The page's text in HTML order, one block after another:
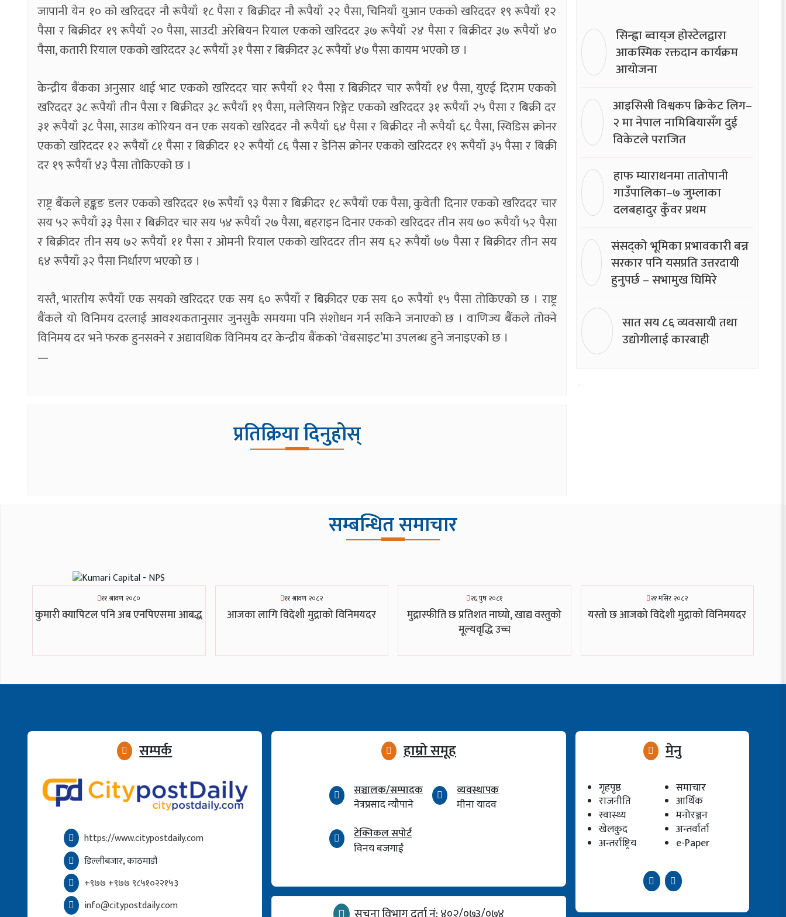
जापानी येन १० को खरिददर नौ रूपैयाँ १८ पैसा र बिक्रीदर नौ रूपैयाँ २२ पैसा, चिनियाँ युआन एकको खरिददर १९ रूपैयाँ १२
पैसा र बिक्रीदर १९ रूपैयाँ २० पैसा, साउदी अरेबियन रियाल एकको खरिददर ३७ रूपैयाँ २४ पैसा र बिक्रीदर ३७ रूपैयाँ ४०
पैसा, कतारी रियाल एकको खरिददर ३८ रूपैयाँ ३१ पैसा र बिक्रीदर ३८ रूपैयाँ ४७ पैसा कायम भएको छ ।
केन्द्रीय बैंकका अनुसार थाई भाट एकको खरिददर चार रूपैयाँ १२ पैसा र बिक्रीदर चार रूपैयाँ १४ पैसा, युएई दिराम एकको
खरिददर ३८ रूपैयाँ तीन पैसा र बिक्रीदर ३८ रूपैयाँ १९ पैसा, मलेसियन रिङ्गेट एकको खरिददर ३१ रूपैयाँ २५ पैसा र बिक्री दर
३१ रूपैयाँ ३८ पैसा, साउथ कोरियन वन एक सयको खरिददर नौ रूपैयाँ ६४ पैसा र बिक्रीदर नौ रूपैयाँ ६८ पैसा, स्विडिस क्रोनर
एकको खरिददर १२ रूपैयाँ ८१ पैसा र बिक्रीदर १२ रूपैयाँ ८६ पैसा र डेनिस क्रोनर एकको खरिददर १९ रूपैयाँ ३५ पैसा र बिक्री
दर १९ रूपैयाँ ४३ पैसा तोकिएको छ ।
राष्ट्र बैंकले हङ्कङ डलर एकको खरिददर १७ रूपैयाँ ९३ पैसा र बिक्रीदर १८ रूपैयाँ एक पैसा, कुवेती दिनार एकको खरिददर चार
सय ५२ रूपैयाँ ३३ पैसा र बिक्रीदर चार सय ५४ रूपैयाँ २७ पैसा, बहराइन दिनार एकको खरिददर तीन सय ७० रूपैयाँ ५२ पैसा
र बिक्रीदर तीन सय ७२ रूपैयाँ ११ पैसा र ओमनी रियाल एकको खरिददर तीन सय ६२ रूपैयाँ ७७ पैसा र बिक्रीदर तीन सय
६४ रूपैयाँ ३२ पैसा निर्धारण भएको छ ।
यस्तै, भारतीय रूपैयाँ एक सयको खरिददर एक सय ६० रूपैयाँ र बिक्रीदर एक सय ६० रूपैयाँ १५ पैसा तोकिएको छ । राष्ट्र
बैंकले यो विनिमय दरलाई आवश्यकतानुसार जुनसुकै समयमा पनि संशोधन गर्न सकिने जनाएको छ । वाणिज्य बैंकले तोक्ने
विनिमय दर भने फरक हुनसक्ने र अद्यावधिक विनिमय दर केन्द्रीय बैंकको ‘वेबसाइट’मा उपलब्ध हुने जनाइएको छ ।
—
प्रतिक्रिया दिनुहोस्
सिन्ह्वा ब्वाय्‌ज होस्टेलद्वारा
आकस्मिक रक्तदान कार्यक्रम
आयोजना
आइसिसी विश्वकप क्रिकेट लिग–
२ मा नेपाल नामिबियासँग दुई
विकेटले पराजित
हाफ म्याराथनमा तातोपानी
गाउँपालिका–७ जुम्लाका
दलबहादुर कुँवर प्रथम
संसद्को भूमिका प्रभावकारी बन्न
सरकार पनि यसप्रति उत्तरदायी
हुनुपर्छ – सभामुख घिमिरे
सात सय ८६ व्यवसायी तथा
उद्योगीलाई कारबाही
सम्बन्धित समाचार
११ श्रावण २०८०
कुमारी क्यापिटल पनि अब एनपिएसमा आबद्ध
११ श्रावण २०८२
आजका लागि विदेशी मुद्राको विनिमयदर
२६ पुष २०८१
मुद्रास्फीति छ प्रतिशत नाघ्यो, खाद्य वस्तुको
मूल्यवृद्धि उच्च
२१ मंसिर २०८२
यस्तो छ आजको विदेशी मुद्राको विनिमयदर
सम्पर्क
https://www.citypostdaily.com
डिल्लीबजार, काठमाडौं
+९७७ +९७७ ९८५१०२२१५३
info@citypostdaily.com
हाम्रो समूह
सञ्चालक/सम्पादक
नेत्रप्रसाद न्यौपाने
व्यवस्थापक
मीना यादव
टेक्निकल सपोर्ट
विनय बजगाईं
मेनु
गृहपृष्ठ
समाचार
राजनीति
आर्थिक
स्वास्थ्य
मनोरञ्जन
खेलकुद
अन्तर्वार्ता
अन्तर्राष्ट्रिय
e-Paper